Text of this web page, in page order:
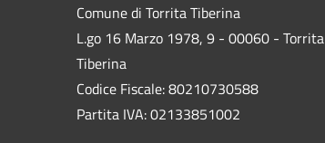
Comune di Torrita Tiberina
L.go 16 Marzo 1978, 9 - 00060 - Torrita
Tiberina
Codice Fiscale: 80210730588
Partita IVA: 02133851002